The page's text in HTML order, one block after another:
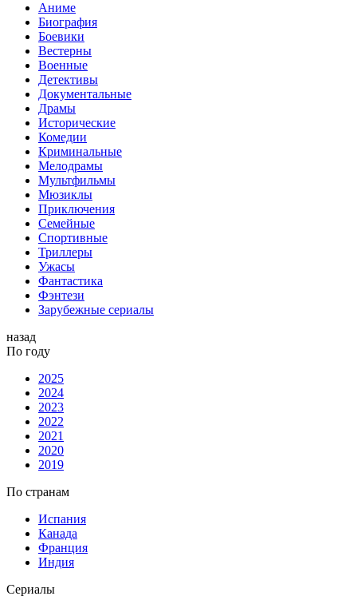
Аниме
Биография
Боевики
Вестерны
Военные
Детективы
Документальные
Драмы
Исторические
Комедии
Криминальные
Мелодрамы
Мультфильмы
Мюзиклы
Приключения
Семейные
Спортивные
Триллеры
Ужасы
Фантастика
Фэнтези
Зарубежные сериалы
назад
По году
2025
2024
2023
2022
2021
2020
2019
По странам
Испания
Канада
Франция
Индия
Сериалы